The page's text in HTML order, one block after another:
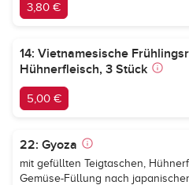
3,80 €
14: Vietnamesische
Hühnerfleisch, 3 Stück
5,00 €
22: Gyoza
mit gefüllten Teigtaschen,
Gemüse-Füllung nach